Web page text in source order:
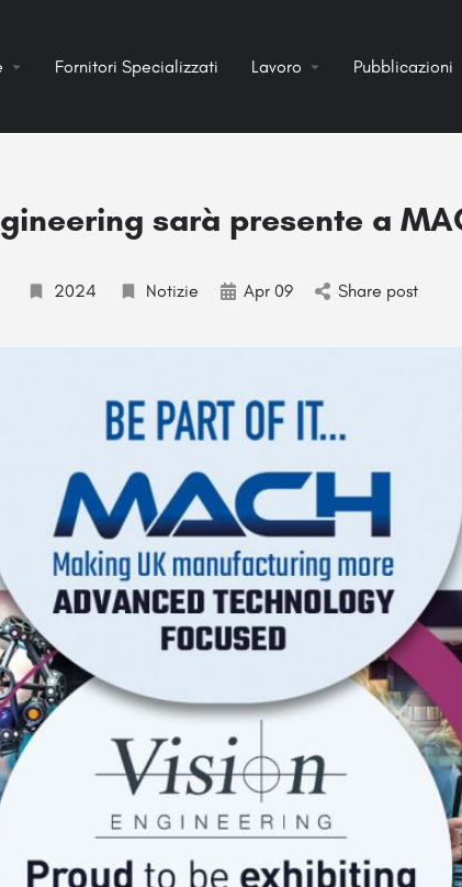
Fornitori Specializzati Lavoro Pubblicazioni
sarà presente a
2024 Notizie Apr 09 Share post